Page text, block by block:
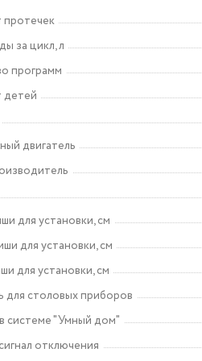
протечек
за цикл, л
программ
детей
двигатель
для установки, см
для установки, см
для установки, см
для столовых приборов
системе "Умный дом"
отключения
Maunfeld EEHE.64.5EB\KG